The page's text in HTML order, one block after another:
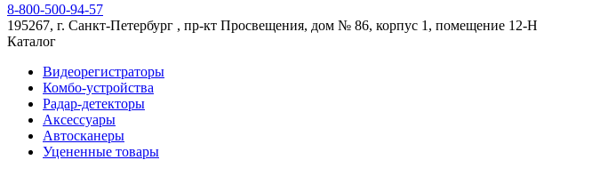
8-800-500-94-57
195267, г. Санкт-Петербург , пр-кт Просвещения, дом № 86, корпус 1, помещение 12-Н
Каталог
Видеорегистраторы
Комбо-устройства
Радар-детекторы
Аксессуары
Автосканеры
Уцененные товары